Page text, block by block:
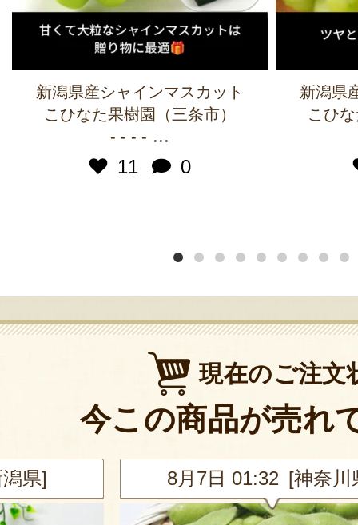
新潟県産シャインマスカット
こひなた果樹園（三条市）
- - - - ...
11
0
新潟県
こひ
現在のご注文
今この商品が売れ
県] 8月7日 01:32 [神奈川